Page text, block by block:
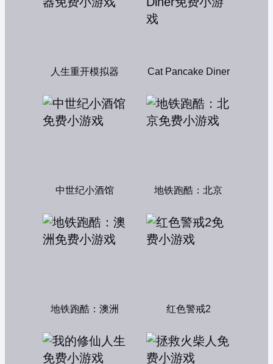
人生重开模拟器 Cat Pancake Diner
中世纪小酒馆 地铁跑酷：北京
地铁跑酷：澳洲 红色警戒2